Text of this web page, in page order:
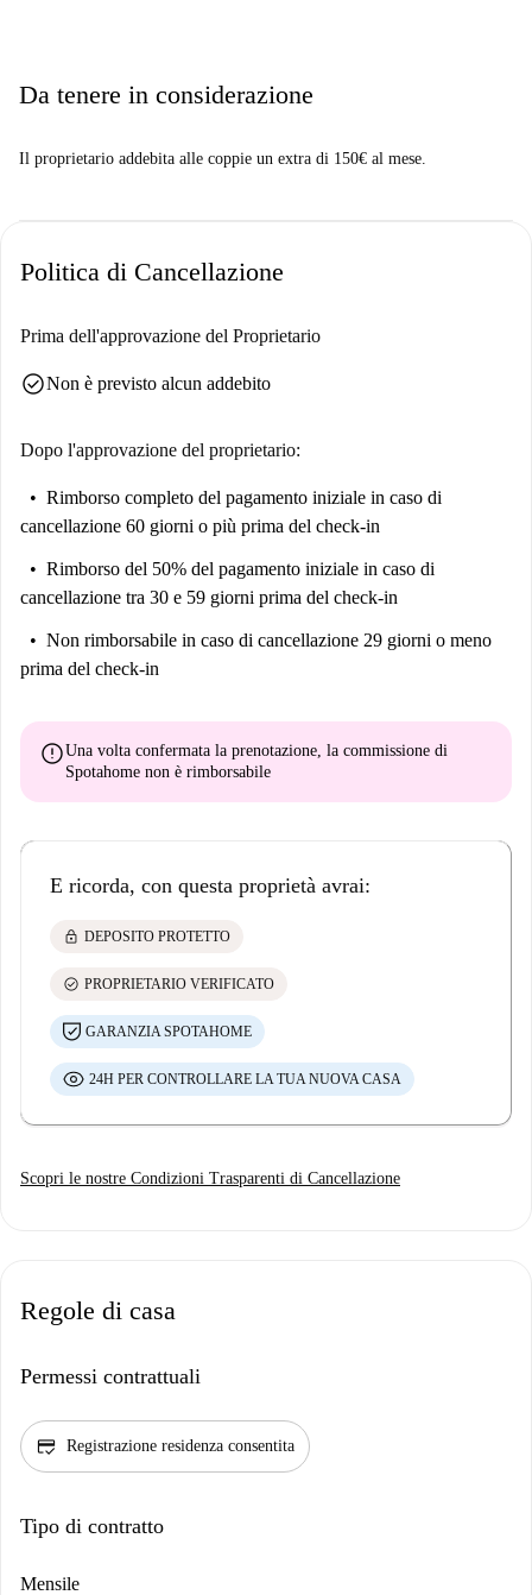
Da tenere in considerazione
Il proprietario addebita alle coppie un extra di 150€ al mese.
Politica di Cancellazione
Prima dell'approvazione del Proprietario
check_circleNon è previsto alcun addebito
Dopo l'approvazione del proprietario:
Rimborso completo del pagamento iniziale in caso di
cancellazione 60 giorni o più prima del check-in
Rimborso del 50% del pagamento iniziale in caso di
cancellazione tra 30 e 59 giorni prima del check-in
Non rimborsabile in caso di cancellazione 29 giorni o meno
prima del check-in
errorUna volta confermata la prenotazione, la commissione di
Spotahome non è rimborsabile
E ricorda, con questa proprietà avrai:
lock DEPOSITO PROTETTO
check_circle PROPRIETARIO VERIFICATO
GARANZIA SPOTAHOME
24H PER CONTROLLARE LA TUA NUOVA CASA
Scopri le nostre Condizioni Trasparenti di Cancellazione
Regole di casa
Permessi contrattuali
credit_score Registrazione residenza consentita
Tipo di contratto
Mensile